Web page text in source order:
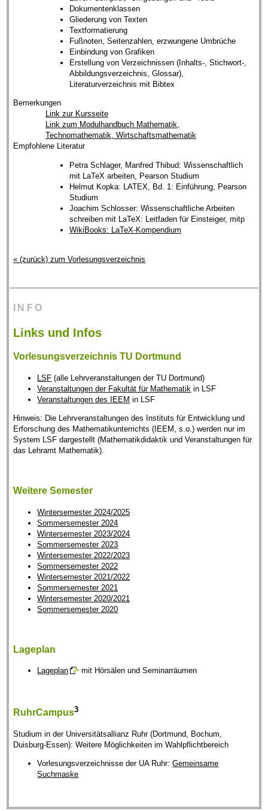
Dokumentenklassen
Gliederung von Texten
Textformatierung
Fußnoten, Seitenzahlen, erzwungene Umbrüche
Einbindung von Grafiken
Erstellung von Verzeichnissen (Inhalts-, Stichwort-,
Abbildungsverzeichnis, Glossar),
Literaturverzeichnis mit Bibtex
Bemerkungen
Link zur Kursseite
Link zum Modulhandbuch Mathematik,
Technomathematik, Wirtschaftsmathematik
Empfohlene Literatur
Petra Schlager, Manfred Thibud: Wissenschaftlich
mit LaTeX arbeiten, Pearson Studium
Helmut Kopka: LATEX, Bd. 1: Einführung, Pearson
Studium
Joachim Schlosser: Wissenschaftliche Arbeiten
schreiben mit LaTeX: Leitfaden für Einsteiger, mitp
WikiBooks: LaTeX-Kompendium
« (zurück) zum Vorlesungsverzeichnis
INFO
Links und Infos
Vorlesungsverzeichnis TU Dortmund
LSF (alle Lehrveranstaltungen der TU Dortmund)
Veranstaltungen der Fakultät für Mathematik in LSF
Veranstaltungen des IEEM in LSF
Hinweis: Die Lehrveranstaltungen des Instituts für Entwicklung und
Erforschung des Mathematikunterrichts (IEEM, s.o.) werden nur im
System LSF dargestellt (Mathematikdidaktik und Veranstaltungen für
das Lehramt Mathematik).
Weitere Semester
Wintersemester 2024/2025
Sommersemester 2024
Wintersemester 2023/2024
Sommersemester 2023
Wintersemester 2022/2023
Sommersemester 2022
Wintersemester 2021/2022
Sommersemester 2021
Wintersemester 2020/2021
Sommersemester 2020
Lageplan
Lageplan mit Hörsälen und Seminarräumen
RuhrCampus3
Studium in der Universitätsallianz Ruhr (Dortmund, Bochum,
Duisburg-Essen): Weitere Möglichkeiten im Wahlpflichtbereich
Vorlesungsverzeichnisse der UA Ruhr:Gemeinsame
Suchmaske